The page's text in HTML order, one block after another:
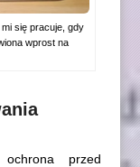
się pracuje, gdy
wprost na
przed